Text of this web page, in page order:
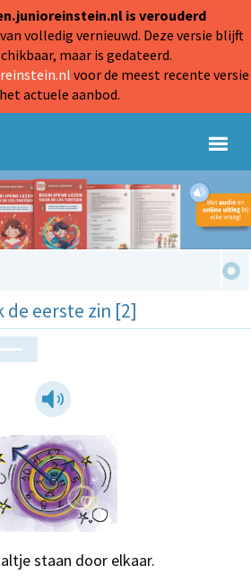
is verouderd
volledig vernieuwd. Deze versie blijft
maar is gedateerd.
voor de meest recente versie
actuele aanbod.
de eerste zin [2]
staan door elkaar.